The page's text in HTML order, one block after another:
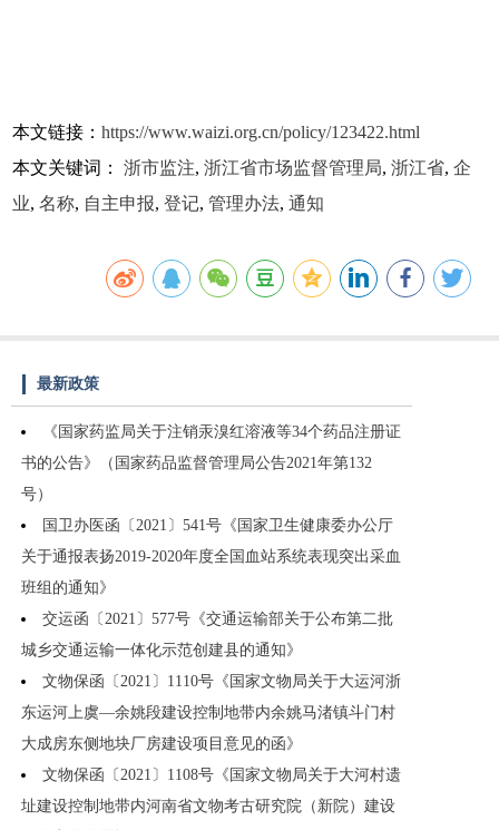
本文链接：https://www.waizi.org.cn/policy/123422.html
本文关键词：浙市监注,浙江省市场监督管理局,浙江省,企
业,名称, 自主申报,登记,管理办法,通知
最新政策
《国家药监局关于注销汞溴红溶液等34个药品注册证
书的公告》（国家药品监督管理局公告2021年第132
号）
国卫办医函〔2021〕541号《国家卫生健康委办公厅
关于通报表扬2019-2020年度全国血站系统表现突出采血
班组的通知》
交运函〔2021〕577号《交通运输部关于公布第二批
城乡交通运输一体化示范创建县的通知》
文物保函〔2021〕1110号《国家文物局关于大运河浙
东运河上虞—余姚段建设控制地带内余姚马渚镇斗门村
大成房东侧地块厂房建设项目意见的函》
文物保函〔2021〕1108号《国家文物局关于大河村遗
址建设控制地带内河南省文物考古研究院（新院）建设